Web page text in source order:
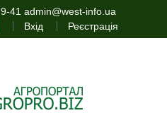
41 admin@west-info.ua
Вхід Реєстрація